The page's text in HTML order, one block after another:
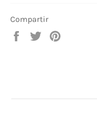
Compartir
Compartir
Tuitear